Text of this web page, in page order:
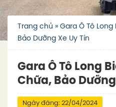
Trang chủ » Gara Ô Tô
Bảo Dưỡng Xe Uy Tín
Gara Ô Tô Long
Chữa, Bảo
Ngày đăng: 22/04/2024